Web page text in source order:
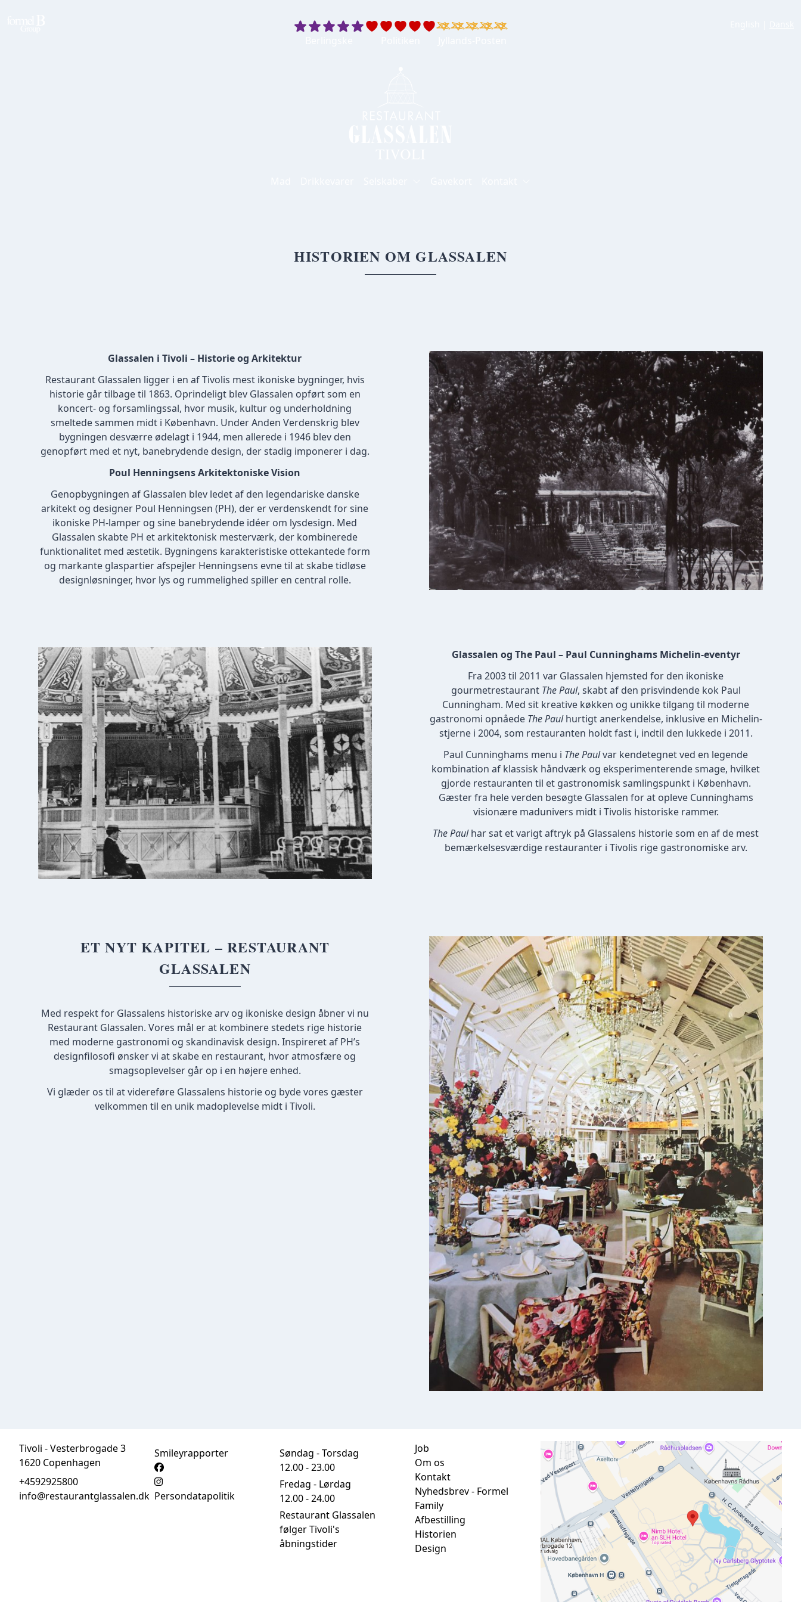
Berlingske
Politiken
Jyllands-Posten
HISTORIEN OM GLASSALEN
Glassalen i Tivoli – Historie og Arkitektur
Restaurant Glassalen ligger i en af Tivolis mest ikoniske bygninger, hvis
historie går tilbage til 1863. Oprindeligt blev Glassalen opført som en
koncert- og forsamlingssal, hvor musik, kultur og underholdning
smeltede sammen midt i København. Under Anden Verdenskrig blev
bygningen desværre ødelagt i 1944, men allerede i 1946 blev den
genopført med et nyt, banebrydende design, der stadig imponerer i dag.
Poul Henningsens Arkitektoniske Vision
Genopbygningen af Glassalen blev ledet af den legendariske danske
arkitekt og designer Poul Henningsen (PH), der er verdenskendt for sine
ikoniske PH-lamper og sine banebrydende idéer om lysdesign. Med
Glassalen skabte PH et arkitektonisk mesterværk, der kombinerede
funktionalitet med æstetik. Bygningens karakteristiske ottekantede form
og markante glaspartier afspejler Henningsens evne til at skabe tidløse
designløsninger, hvor lys og rummelighed spiller en central rolle.
Glassalen og The Paul – Paul Cunninghams Michelin-eventyr
Fra 2003 til 2011 var Glassalen hjemsted for den ikoniske
gourmetrestaurant The Paul, skabt af den prisvindende kok Paul
Cunningham. Med sit kreative køkken og unikke tilgang til moderne
gastronomi opnåede The Paulhurtigt anerkendelse, inklusive en Michelin-
stjerne i 2004, som restauranten holdt fast i, indtil den lukkede i 2011.
Paul Cunninghams menu i The Paulvar kendetegnet ved en legende
kombination af klassisk håndværk og eksperimenterende smage, hvilket
gjorde restauranten til et gastronomisk samlingspunkt i København.
Gæster fra hele verden besøgte Glassalen for at opleve Cunninghams
visionære madunivers midt i Tivolis historiske rammer.
The Paulhar sat et varigt aftryk på Glassalens historie som en af de mest
bemærkelsesværdige restauranter i Tivolis rige gastronomiske arv.
ET NYT KAPITEL – RESTAURANT
GLASSALEN
Med respekt for Glassalens historiske arv og ikoniske design åbner vi nu
Restaurant Glassalen. Vores mål er at kombinere stedets rige historie
med moderne gastronomi og skandinavisk design. Inspireret af PH’s
designfilosofi ønsker vi at skabe en restaurant, hvor atmosfære og
smagsoplevelser går op i en højere enhed.
Vi glæder os til at videreføre Glassalens historie og byde vores gæster
velkommen til en unik madoplevelse midt i Tivoli.
Tivoli - Vesterbrogade 3
1620 Copenhagen
+4592925800
info@restaurantglassalen.dk
Smileyrapporter
Persondatapolitik
Søndag - Torsdag
12.00 - 23.00
Fredag - Lørdag
12.00 - 24.00
Restaurant Glassalen
følger Tivoli's
åbningstider
Job
Om os
Kontakt
Nyhedsbrev - Formel
Family
Afbestilling
Historien
Design